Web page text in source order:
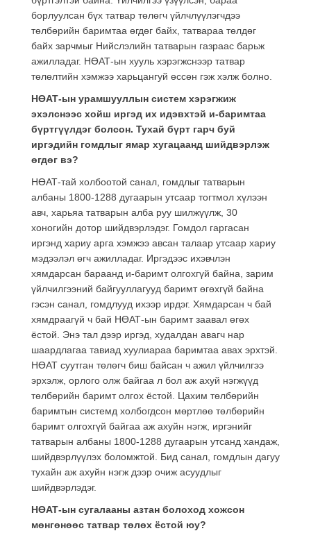
борлуулсан бүх татвар төлөгч үйлчлүүлэгчдээ
төлбөрийн баримтаа өгдөг байх, татвараа төлдөг
байх зарчмыг Нийслэлийн татварын газраас барьж
ажилладаг. НӨАТ-ын хууль хэрэгжснээр татвар
төлөлтийн хэмжээ харьцангуй өссөн гэж хэлж болно.
НӨАТ-ын урамшууллын систем хэрэгжиж
эхэлснээс хойш иргэд их идэвхтэй и-баримтаа
бүртгүүлдэг болсон. Тухай бүрт гарч буй
иргэдийн гомдлыг ямар хугацаанд шийдвэрлэж
өгдөг вэ?
НӨАТ-тай холбоотой санал, гомдлыг татварын
албаны 1800-1288 дугаарын утсаар тогтмол хүлээн
авч, харьяа татварын алба руу шилжүүлж, 30
хоногийн дотор шийдвэрлэдэг. Гомдол гаргасан
иргэнд хариу арга хэмжээ авсан талаар утсаар хариу
мэдээлэл өгч ажилладаг. Иргэдээс ихэвчлэн
хямдарсан бараанд и-баримт олгохгүй байна, зарим
үйлчилгээний байгууллагууд баримт өгөхгүй байна
гэсэн санал, гомдлууд ихээр ирдэг. Хямдарсан ч бай
хямдраагүй ч бай НӨАТ-ын баримт заавал өгөх
ёстой. Энэ тал дээр иргэд, худалдан авагч нар
шаардлагаа тавиад хуулиараа баримтаа авах эрхтэй.
НӨАТ суутган төлөгч биш байсан ч ажил үйлчилгээ
эрхэлж, орлого олж байгаа л бол аж ахуй нэгжүүд
төлбөрийн баримт олгох ёстой. Цахим төлбөрийн
баримтын системд холбогдсон мөртлөө төлбөрийн
баримт олгохгүй байгаа аж ахуйн нэгж, иргэнийг
татварын албаны 1800-1288 дугаарын утсанд хандаж,
шийдвэрлүүлэх боломжтой. Бид санал, гомдлын дагуу
тухайн аж ахуйн нэгж дээр очиж асуудлыг
шийдвэрлэдэг.
НӨАТ-ын сугалааны азтан болоход хожсон
мөнгөнөөс татвар төлөх ёстой юу?